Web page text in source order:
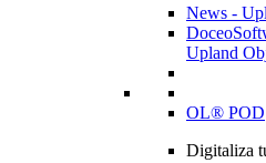
News -
Upland
OL® POD
Digitaliza